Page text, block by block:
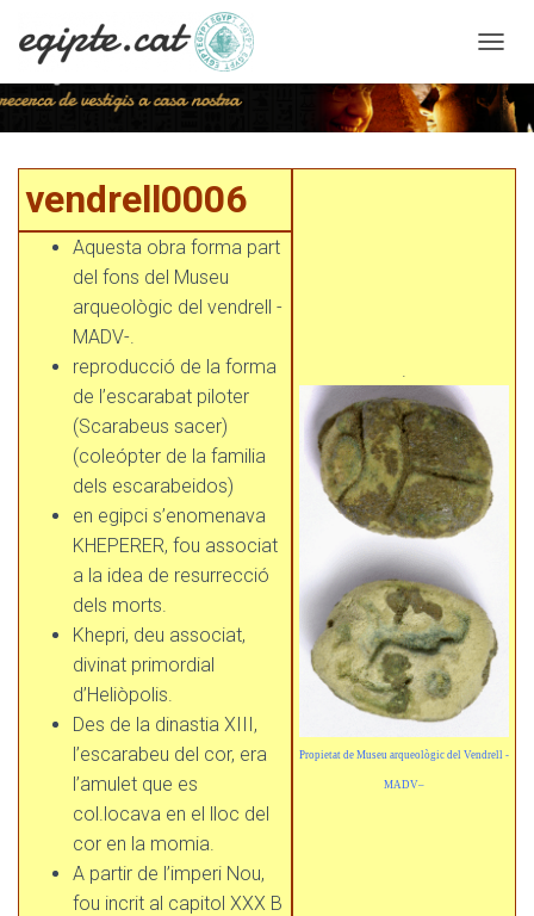
A
N
A
vendrell0006
vendrell0006
.
Propietat de Museu arqueològic del Vendrell -
MADV–
Aquesta obra forma part
del fons del Museu
arqueològic del vendrell -
MADV-.
reproducció de la forma
de l’escarabat piloter
(Scarabeus sacer)
(coleópter de la familia
dels escarabeidos)
en egipci s’enomenava
KHEPERER, fou associat
a la idea de resurrecció
dels morts.
Khepri, deu associat,
divinat primordial
d’Heliòpolis.
Des de la dinastia XIII,
l’escarabeu del cor, era
l’amulet que es
col.locava en el lloc del
cor en la momia.
A partir de l’imperi Nou,
fou incrit al capitol XXX B